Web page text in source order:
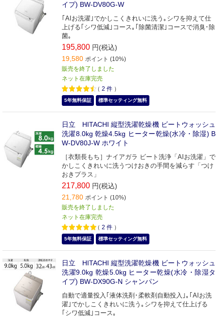
イプ) BW-DV80G-W
｢AIお洗濯｣でかしこくきれいに洗う｡シワを抑えて仕
上げる｢シワ低減｣コース｡｢除菌清潔｣コースで消臭･除
菌｡
195,800 円(税込)
19,580 ポイント (10%)
販売を終了しました
ネット在庫完売
（ 2 件 ）
5年無料保証 標準セッティング無料
日立 HITACHI 縦型洗濯乾燥機 ビートウォッシュ
洗濯8.0kg 乾燥4.5kg ヒーター乾燥(水冷・除湿) B
W-DV80J-W ホワイト
［衣類長もち］ナイアガラ ビート洗浄「AIお洗濯」で
かしこくきれいに洗うつけおきの手間を減らす「つけ
おきプラス」
217,800 円(税込)
21,780 ポイント (10%)
販売を終了しました
ネット在庫完売
（ 2 件 ）
5年無料保証 標準セッティング無料
日立 HITACHI 縦型洗濯乾燥機 ビートウォッシュ
洗濯9.0kg 乾燥5.0kg ヒーター乾燥(水冷・除湿タ
イプ) BW-DX90G-N シャンパン
自動で適量投入｢液体洗剤･柔軟剤自動投入｣｡｢AIお洗
濯｣でかしこくきれいに洗う｡シワを抑えて仕上げる
｢シワ低減｣コース｡